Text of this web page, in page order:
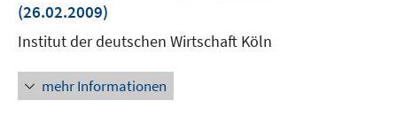
(26.02.2009)
Institut der deutschen Wirtschaft Köln
mehr Informationen